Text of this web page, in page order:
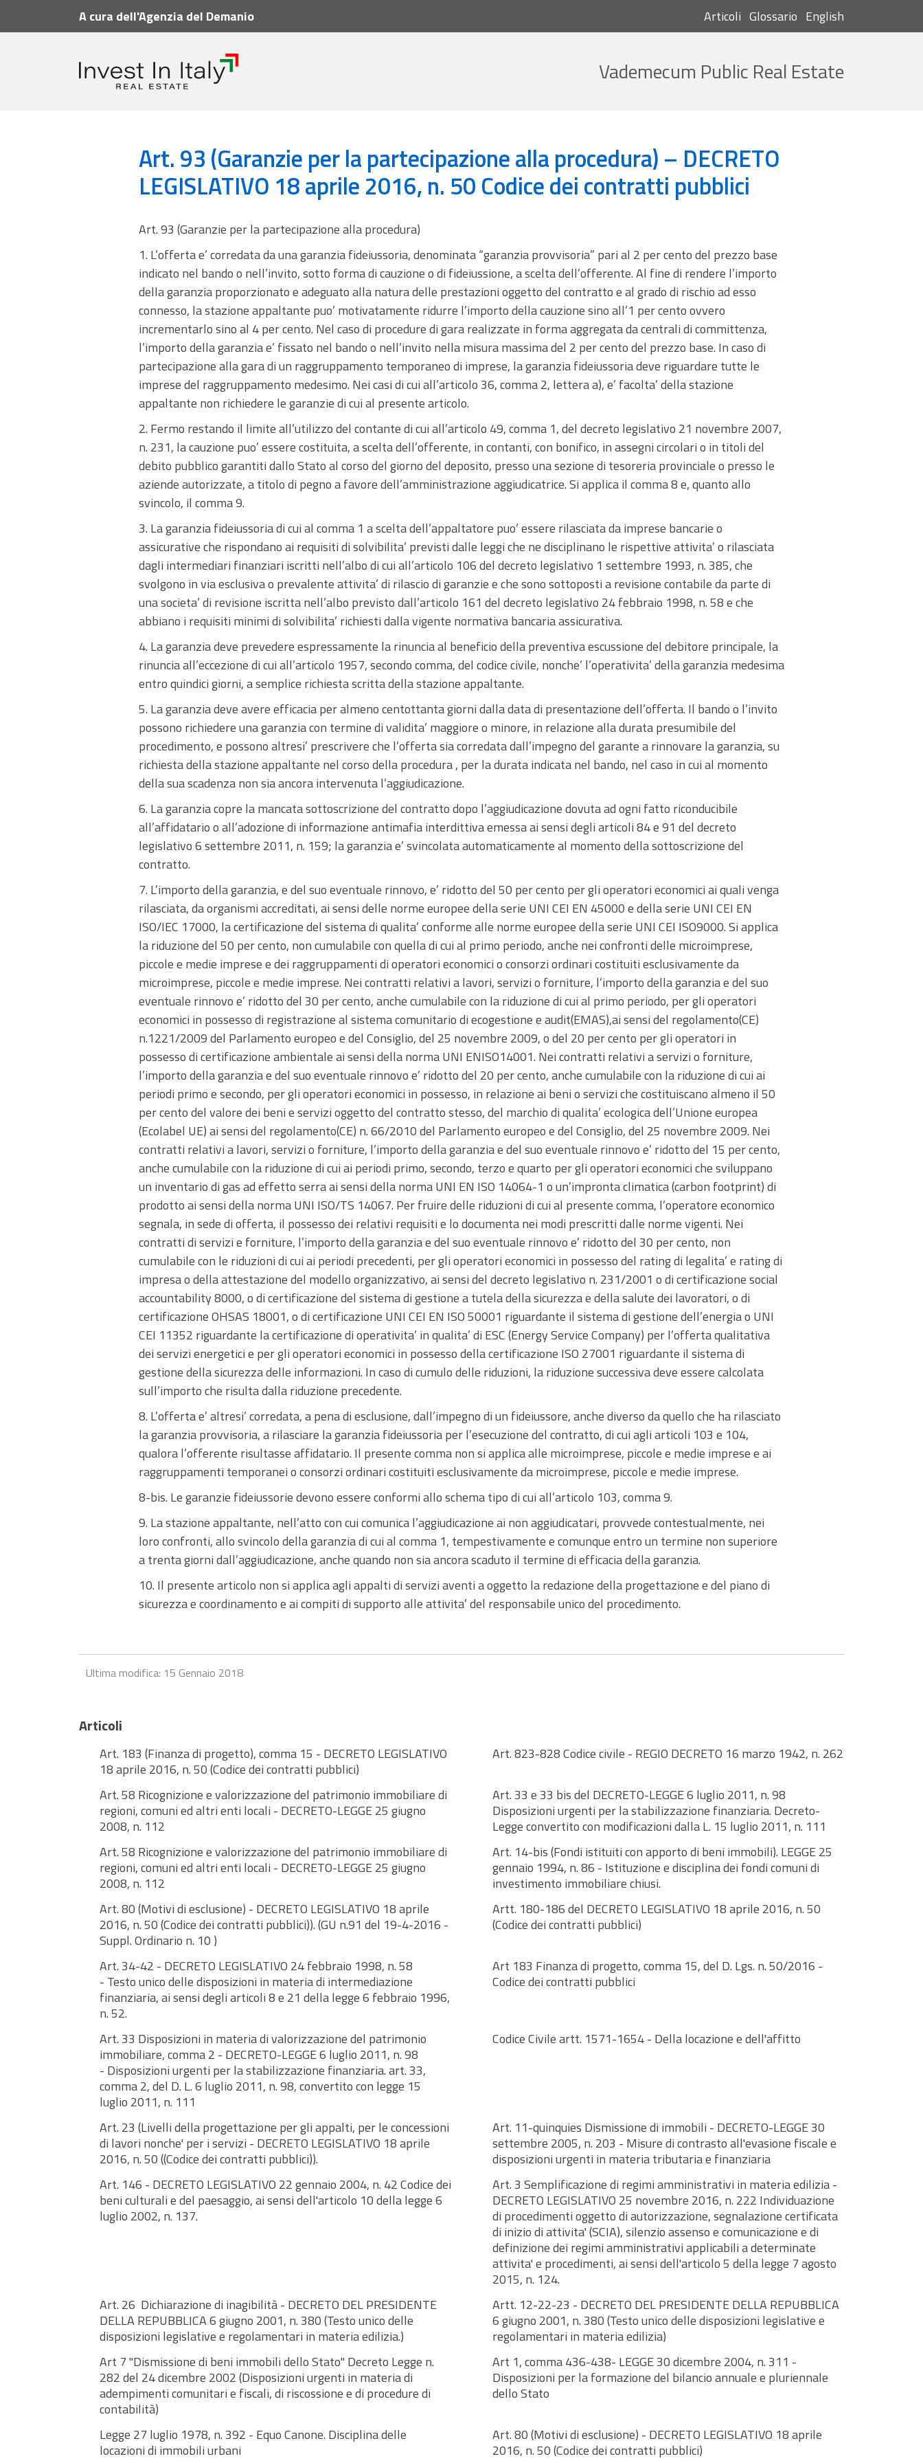
A cura dell'Agenzia del Demanio Articoli Glossario English
Vademecum Public Real Estate
Cerca
Vademecum Articoli Art. 93 (Garanzie per la partecipazione alla procedura) - DECRETO LEGISLATIVO 18 aprile 2016, n. 50 Codice dei contratti pubblici
Art. 93 (Garanzie per la partecipazione alla procedura) – DECRETO
LEGISLATIVO 18 aprile 2016, n. 50 Codice dei contratti pubblici
Art. 93 (Garanzie per la partecipazione alla procedura)
1. L’offerta e’ corredata da una garanzia fideiussoria, denominata “garanzia provvisoria” pari al 2 per cento del prezzo base
indicato nel bando o nell’invito, sotto forma di cauzione o di fideiussione, a scelta dell’offerente. Al fine di rendere l’importo
della garanzia proporzionato e adeguato alla natura delle prestazioni oggetto del contratto e al grado di rischio ad esso
connesso, la stazione appaltante puo’ motivatamente ridurre l’importo della cauzione sino all’1 per cento ovvero
incrementarlo sino al 4 per cento. Nel caso di procedure di gara realizzate in forma aggregata da centrali di committenza,
l’importo della garanzia e’ fissato nel bando o nell’invito nella misura massima del 2 per cento del prezzo base. In caso di
partecipazione alla gara di un raggruppamento temporaneo di imprese, la garanzia fideiussoria deve riguardare tutte le
imprese del raggruppamento medesimo. Nei casi di cui all’articolo 36, comma 2, lettera a), e’ facolta’ della stazione
appaltante non richiedere le garanzie di cui al presente articolo.
2. Fermo restando il limite all’utilizzo del contante di cui all’articolo 49, comma 1, del decreto legislativo 21 novembre 2007,
n. 231, la cauzione puo’ essere costituita, a scelta dell’offerente, in contanti, con bonifico, in assegni circolari o in titoli del
debito pubblico garantiti dallo Stato al corso del giorno del deposito, presso una sezione di tesoreria provinciale o presso le
aziende autorizzate, a titolo di pegno a favore dell’amministrazione aggiudicatrice. Si applica il comma 8 e, quanto allo
svincolo, il comma 9.
3. La garanzia fideiussoria di cui al comma 1 a scelta dell’appaltatore puo’ essere rilasciata da imprese bancarie o
assicurative che rispondano ai requisiti di solvibilita’ previsti dalle leggi che ne disciplinano le rispettive attivita’ o rilasciata
dagli intermediari finanziari iscritti nell’albo di cui all’articolo 106 del decreto legislativo 1 settembre 1993, n. 385, che
svolgono in via esclusiva o prevalente attivita’ di rilascio di garanzie e che sono sottoposti a revisione contabile da parte di
una societa’ di revisione iscritta nell’albo previsto dall’articolo 161 del decreto legislativo 24 febbraio 1998, n. 58 e che
abbiano i requisiti minimi di solvibilita’ richiesti dalla vigente normativa bancaria assicurativa.
4. La garanzia deve prevedere espressamente la rinuncia al beneficio della preventiva escussione del debitore principale, la
rinuncia all’eccezione di cui all’articolo 1957, secondo comma, del codice civile, nonche’ l’operativita’ della garanzia medesima
entro quindici giorni, a semplice richiesta scritta della stazione appaltante.
5. La garanzia deve avere efficacia per almeno centottanta giorni dalla data di presentazione dell’offerta. Il bando o l’invito
possono richiedere una garanzia con termine di validita’ maggiore o minore, in relazione alla durata presumibile del
procedimento, e possono altresi’ prescrivere che l’offerta sia corredata dall’impegno del garante a rinnovare la garanzia, su
richiesta della stazione appaltante nel corso della procedura , per la durata indicata nel bando, nel caso in cui al momento
della sua scadenza non sia ancora intervenuta l’aggiudicazione.
6. La garanzia copre la mancata sottoscrizione del contratto dopo l’aggiudicazione dovuta ad ogni fatto riconducibile
all’affidatario o all’adozione di informazione antimafia interdittiva emessa ai sensi degli articoli 84 e 91 del decreto
legislativo 6 settembre 2011, n. 159; la garanzia e’ svincolata automaticamente al momento della sottoscrizione del
contratto.
7. L’importo della garanzia, e del suo eventuale rinnovo, e’ ridotto del 50 per cento per gli operatori economici ai quali venga
rilasciata, da organismi accreditati, ai sensi delle norme europee della serie UNI CEI EN 45000 e della serie UNI CEI EN
ISO/IEC 17000, la certificazione del sistema di qualita’ conforme alle norme europee della serie UNI CEI ISO9000. Si applica
la riduzione del 50 per cento, non cumulabile con quella di cui al primo periodo, anche nei confronti delle microimprese,
piccole e medie imprese e dei raggruppamenti di operatori economici o consorzi ordinari costituiti esclusivamente da
microimprese, piccole e medie imprese. Nei contratti relativi a lavori, servizi o forniture, l’importo della garanzia e del suo
eventuale rinnovo e’ ridotto del 30 per cento, anche cumulabile con la riduzione di cui al primo periodo, per gli operatori
economici in possesso di registrazione al sistema comunitario di ecogestione e audit(EMAS),ai sensi del regolamento(CE)
n.1221/2009 del Parlamento europeo e del Consiglio, del 25 novembre 2009, o del 20 per cento per gli operatori in
possesso di certificazione ambientale ai sensi della norma UNI ENISO14001. Nei contratti relativi a servizi o forniture,
l’importo della garanzia e del suo eventuale rinnovo e’ ridotto del 20 per cento, anche cumulabile con la riduzione di cui ai
periodi primo e secondo, per gli operatori economici in possesso, in relazione ai beni o servizi che costituiscano almeno il 50
per cento del valore dei beni e servizi oggetto del contratto stesso, del marchio di qualita’ ecologica dell’Unione europea
(Ecolabel UE) ai sensi del regolamento(CE) n. 66/2010 del Parlamento europeo e del Consiglio, del 25 novembre 2009. Nei
contratti relativi a lavori, servizi o forniture, l’importo della garanzia e del suo eventuale rinnovo e’ ridotto del 15 per cento,
anche cumulabile con la riduzione di cui ai periodi primo, secondo, terzo e quarto per gli operatori economici che sviluppano
un inventario di gas ad effetto serra ai sensi della norma UNI EN ISO 14064-1 o un’impronta climatica (carbon footprint) di
prodotto ai sensi della norma UNI ISO/TS 14067. Per fruire delle riduzioni di cui al presente comma, l’operatore economico
segnala, in sede di offerta, il possesso dei relativi requisiti e lo documenta nei modi prescritti dalle norme vigenti. Nei
contratti di servizi e forniture, l’importo della garanzia e del suo eventuale rinnovo e’ ridotto del 30 per cento, non
cumulabile con le riduzioni di cui ai periodi precedenti, per gli operatori economici in possesso del rating di legalita’ e rating di
impresa o della attestazione del modello organizzativo, ai sensi del decreto legislativo n. 231/2001 o di certificazione social
accountability 8000, o di certificazione del sistema di gestione a tutela della sicurezza e della salute dei lavoratori, o di
certificazione OHSAS 18001, o di certificazione UNI CEI EN ISO 50001 riguardante il sistema di gestione dell’energia o UNI
CEI 11352 riguardante la certificazione di operativita’ in qualita’ di ESC (Energy Service Company) per l’offerta qualitativa
dei servizi energetici e per gli operatori economici in possesso della certificazione ISO 27001 riguardante il sistema di
gestione della sicurezza delle informazioni. In caso di cumulo delle riduzioni, la riduzione successiva deve essere calcolata
sull’importo che risulta dalla riduzione precedente.
8. L’offerta e’ altresi’ corredata, a pena di esclusione, dall’impegno di un fideiussore, anche diverso da quello che ha rilasciato
la garanzia provvisoria, a rilasciare la garanzia fideiussoria per l’esecuzione del contratto, di cui agli articoli 103 e 104,
qualora l’offerente risultasse affidatario. Il presente comma non si applica alle microimprese, piccole e medie imprese e ai
raggruppamenti temporanei o consorzi ordinari costituiti esclusivamente da microimprese, piccole e medie imprese.
8-bis. Le garanzie fideiussorie devono essere conformi allo schema tipo di cui all’articolo 103, comma 9.
9. La stazione appaltante, nell’atto con cui comunica l’aggiudicazione ai non aggiudicatari, provvede contestualmente, nei
loro confronti, allo svincolo della garanzia di cui al comma 1, tempestivamente e comunque entro un termine non superiore
a trenta giorni dall’aggiudicazione, anche quando non sia ancora scaduto il termine di efficacia della garanzia.
10. Il presente articolo non si applica agli appalti di servizi aventi a oggetto la redazione della progettazione e del piano di
sicurezza e coordinamento e ai compiti di supporto alle attivita’ del responsabile unico del procedimento.
Ultima modifica: 15 Gennaio 2018
Articoli
Art. 183 (Finanza di progetto), comma 15 - DECRETO LEGISLATIVO
18 aprile 2016, n. 50 (Codice dei contratti pubblici)
Art. 823-828 Codice civile - REGIO DECRETO 16 marzo 1942, n. 262
Art. 58 Ricognizione e valorizzazione del patrimonio immobiliare di
regioni, comuni ed altri enti locali - DECRETO-LEGGE 25 giugno
2008, n. 112
Art. 33 e 33 bis del DECRETO-LEGGE 6 luglio 2011, n. 98
Disposizioni urgenti per la stabilizzazione finanziaria. Decreto-
Legge convertito con modificazioni dalla L. 15 luglio 2011, n. 111
Art. 58 Ricognizione e valorizzazione del patrimonio immobiliare di
regioni, comuni ed altri enti locali - DECRETO-LEGGE 25 giugno
2008, n. 112
Art. 14-bis (Fondi istituiti con apporto di beni immobili). LEGGE 25
gennaio 1994, n. 86 - Istituzione e disciplina dei fondi comuni di
investimento immobiliare chiusi.
Art. 80 (Motivi di esclusione) - DECRETO LEGISLATIVO 18 aprile
2016, n. 50 (Codice dei contratti pubblici)). (GU n.91 del 19-4-2016 -
Suppl. Ordinario n. 10 )
Artt. 180-186 del DECRETO LEGISLATIVO 18 aprile 2016, n. 50
(Codice dei contratti pubblici)
Art. 34-42 - DECRETO LEGISLATIVO 24 febbraio 1998, n. 58
- Testo unico delle disposizioni in materia di intermediazione
finanziaria, ai sensi degli articoli 8 e 21 della legge 6 febbraio 1996,
n. 52.
Art 183 Finanza di progetto, comma 15, del D. Lgs. n. 50/2016 -
Codice dei contratti pubblici
Art. 33 Disposizioni in materia di valorizzazione del patrimonio
immobiliare, comma 2 - DECRETO-LEGGE 6 luglio 2011, n. 98
- Disposizioni urgenti per la stabilizzazione finanziaria. art. 33,
comma 2, del D. L. 6 luglio 2011, n. 98, convertito con legge 15
luglio 2011, n. 111
Codice Civile artt. 1571-1654 - Della locazione e dell'affitto
Art. 23 (Livelli della progettazione per gli appalti, per le concessioni
di lavori nonche' per i servizi - DECRETO LEGISLATIVO 18 aprile
2016, n. 50 ((Codice dei contratti pubblici)).
Art. 11-quinquies Dismissione di immobili - DECRETO-LEGGE 30
settembre 2005, n. 203 - Misure di contrasto all'evasione fiscale e
disposizioni urgenti in materia tributaria e finanziaria
Art. 146 - DECRETO LEGISLATIVO 22 gennaio 2004, n. 42 Codice dei
beni culturali e del paesaggio, ai sensi dell'articolo 10 della legge 6
luglio 2002, n. 137.
Art. 3 Semplificazione di regimi amministrativi in materia edilizia -
DECRETO LEGISLATIVO 25 novembre 2016, n. 222 Individuazione
di procedimenti oggetto di autorizzazione, segnalazione certificata
di inizio di attivita' (SCIA), silenzio assenso e comunicazione e di
definizione dei regimi amministrativi applicabili a determinate
attivita' e procedimenti, ai sensi dell'articolo 5 della legge 7 agosto
2015, n. 124.
Art. 26 Dichiarazione di inagibilità - DECRETO DEL PRESIDENTE
DELLA REPUBBLICA 6 giugno 2001, n. 380 (Testo unico delle
disposizioni legislative e regolamentari in materia edilizia.)
Artt. 12-22-23 - DECRETO DEL PRESIDENTE DELLA REPUBBLICA
6 giugno 2001, n. 380 (Testo unico delle disposizioni legislative e
regolamentari in materia edilizia)
Art 7 "Dismissione di beni immobili dello Stato" Decreto Legge n.
282 del 24 dicembre 2002 (Disposizioni urgenti in materia di
adempimenti comunitari e fiscali, di riscossione e di procedure di
contabilità)
Art 1, comma 436-438- LEGGE 30 dicembre 2004, n. 311 -
Disposizioni per la formazione del bilancio annuale e pluriennale
dello Stato
Legge 27 luglio 1978, n. 392 - Equo Canone. Disciplina delle
locazioni di immobili urbani
Art. 80 (Motivi di esclusione) - DECRETO LEGISLATIVO 18 aprile
2016, n. 50 (Codice dei contratti pubblici)